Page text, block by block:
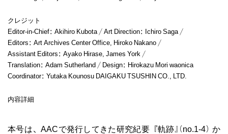
クレジット
Editor-in-Chief: Akihiro Kubota / Art Direction: Ichiro Saga /
Editors: Art Archives Center Office, Hiroko Nakano /
Assistant Editors: Ayako Hirase, James York /
Translation: Adam Sutherland / Design: Hirokazu Mori waonica
Coordinator: Yutaka Kounosu DAIGAKU TSUSHIN CO., LTD.
内容詳細
本号は、AACで発行してきた研究紀要『軌跡』（no.1-4）か